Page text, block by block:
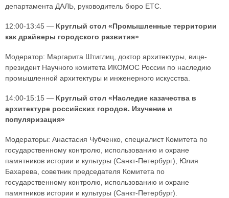
департамента ДАЛЬ, руководитель бюро ETC.
12:00-13:45 — Круглый стол «Промышленные территории
как драйверы городского развития»
Модератор: Маргарита Штиглиц, доктор архитектуры, вице-
президент Научного комитета ИКОМОС России по наследию
промышленной архитектуры и инженерного искусства.
14:00-15:15 — Круглый стол «Наследие казачества в
архитектуре российских городов. Изучение и
популяризация»
Модераторы: Анастасия Чубченко, специалист Комитета по
государственному контролю, использованию и охране
памятников истории и культуры (Санкт-Петербург), Юлия
Бахарева, советник председателя Комитета по
государственному контролю, использованию и охране
памятников истории и культуры (Санкт-Петербург).